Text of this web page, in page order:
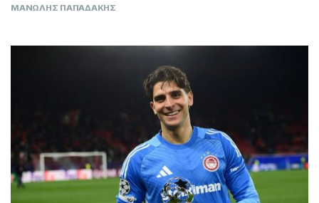
ΜΑΝΩΛΗΣ ΠΑΠΑΔΑΚΗΣ